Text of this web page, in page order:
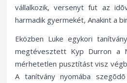
vállalkozik, versenyt fut az
harmadik gyermekét, Anakint a
Eközben Luke egykori
megtévesztett Kyp Durron a
mérhetetlen pusztítást visz
A tanítvány nyomába